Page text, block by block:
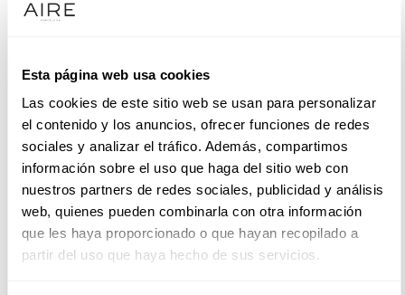
Esta página web usa cookies
Las cookies de este sitio web se usan para personalizar
el contenido y los anuncios, ofrecer funciones de redes
sociales y analizar el tráfico. Además, compartimos
información sobre el uso que haga del sitio web con
nuestros partners de redes sociales, publicidad y análisis
web, quienes pueden combinarla con otra información
que les haya proporcionado o que hayan recopilado a
partir del uso que haya hecho de sus servicios.
Mardi: 10:30 – 14:00, 17:00 – 20:30
Vendredi: 10:30 – 14:00, 17:00 – 20:30
Samedi: 10:30 – 14:00, 17:00 – 20:30
Dimanche: Fermé
PRENEZ RENDEZ-VOUS
COLLECTIONS